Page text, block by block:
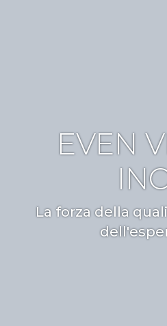
EVEN
La forza della